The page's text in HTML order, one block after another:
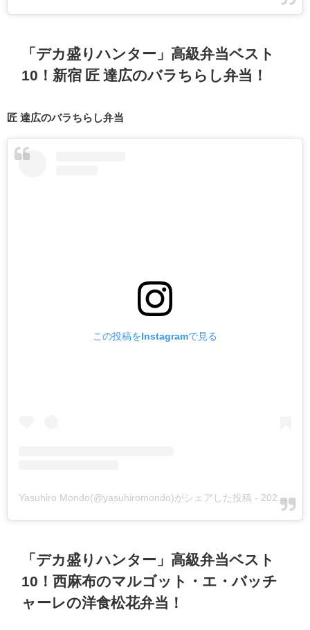
「デカ盛りハンター」高級弁当ベスト
10！新宿 匠 達広のバラちらし弁当！
匠 達広のバラちらし弁当
この投稿をInstagramで見る
Yasuhiro Mondo(@yasuhiromondo)がシェアした投稿 - 2020年 4月月22日午前5時31分PDT
「デカ盛りハンター」高級弁当ベスト
10！西麻布のマルゴット・エ・バッチ
ャーレの洋食松花弁当！